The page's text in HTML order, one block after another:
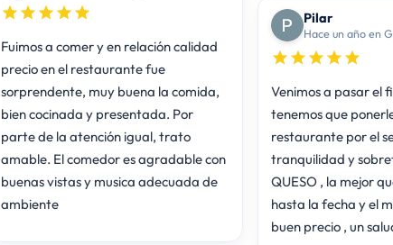
Fuimos a comer y en relación calidad
precio en el restaurante fue
sorprendente, muy buena la comida,
bien cocinada y presentada. Por
parte de la atención igual, trato
amable. El comedor es agradable con
buenas vistas y musica adecuada de
ambiente
Pilar
Hace un año en
Venimos a pasar el
tenemos que
restaurante por el
tranquilidad y
QUESO , la mejor
hasta la fecha y el
buen precio , un